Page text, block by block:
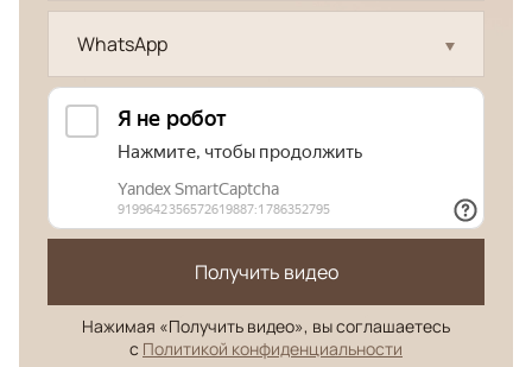
WhatsApp
Получить видео
Нажимая «Получить видео», вы соглашаетесь
с Политикой конфиденциальности